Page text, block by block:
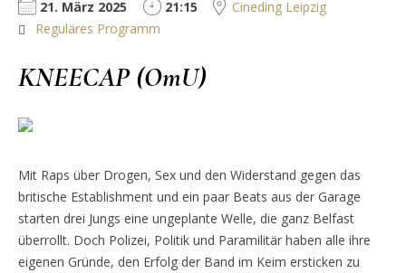
21. März 2025 21:15
Cineding Leipzig
Reguläres Programm
KNEECAP (OmU)
Mit Raps über Drogen, Sex und den Widerstand gegen das
britische Establishment und ein paar Beats aus der Garage
starten drei Jungs eine ungeplante Welle, die ganz Belfast
überrollt. Doch Polizei, Politik und Paramilitär haben alle ihre
eigenen Gründe, den Erfolg der Band im Keim ersticken zu